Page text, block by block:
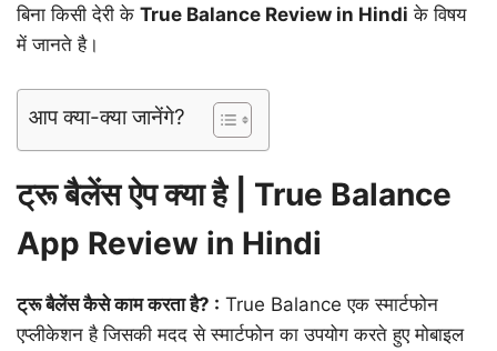
बिना किसी देरी के True Balance Review in Hindi के विषय
में जानते है।
आप क्या-क्या जानेंगे?
ट्रू बैलेंस ऐप क्या है | True Balance
App Review in Hindi
ट्रू बैलेंस कैसे काम करता है? : True Balance एक स्मार्टफोन
एप्लीकेशन है जिसकी मदद से स्मार्टफोन का उपयोग करते हुए मोबाइल